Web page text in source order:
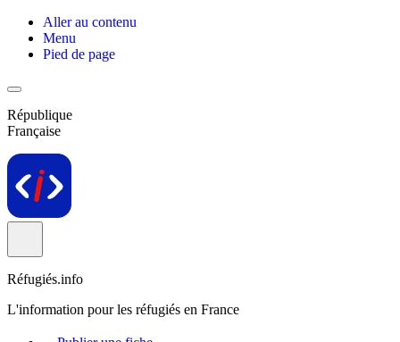
Aller au contenu
Menu
Pied de page
République
Française
Réfugiés.info
L'information pour les réfugiés en France